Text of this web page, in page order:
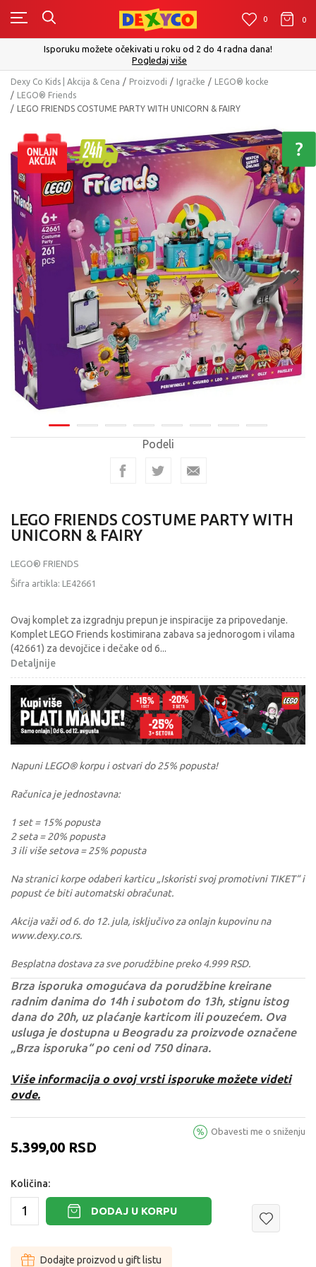
0 0 0
Isporuku možete očekivati u roku od 2 do 4 radna dana!
Pogledaj više
Dexy Co Kids | Akcija & Cena Proizvodi Igračke
LEGO® kocke
LEGO® Friends
LEGO FRIENDS COSTUME PARTY WITH UNICORN & FAIRY
Podeli
LEGO FRIENDS COSTUME PARTY WITH
UNICORN & FAIRY
LEGO® FRIENDS
Šifra artikla: LE42661
Ovaj komplet za izgradnju prepun je inspiracije za pripovedanje.
Komplet LEGO Friends kostimirana zabava sa jednorogom i vilama
(42661) za devojčice i dečake od 6...
Detaljnije
Napuni LEGO® korpu i ostvari do 25% popusta!
Računica je jednostavna:
1 set = 15% popusta
2 seta = 20% popusta
3 ili više setova = 25% popusta
Na stranici korpe odaberi karticu „Iskoristi svoj promotivni TIKET“ i
popust će biti automatski obračunat.
Akcija važi od 6. do 12. jula, isključivo za onlajn kupovinu na
www.dexy.co.rs.
Besplatna dostava za sve porudžbine preko 4.999 RSD.
Brza isporuka omogućava da porudžbine kreirane
radnim danima do 14h i subotom do 13h, stignu istog
dana do 20h, uz plaćanje karticom ili pouzećem. Ova
usluga je dostupna u Beogradu za proizvode označene
„Brza isporuka“ po ceni od 750 dinara.
Više informacija o ovoj vrsti isporuke možete videti
ovde.
5.399,00 RSD
Obavesti me o sniženju
Količina:
DODAJ U KORPU
Dodajte proizvod u gift listu